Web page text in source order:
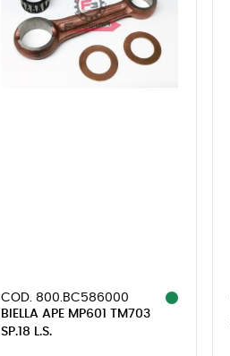
COD. 800.BC586000
BIELLA APE MP601 TM703
SP.18 L.S.